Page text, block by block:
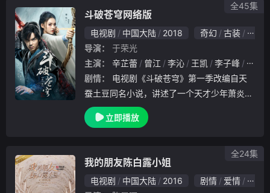
斗破苍穹网络版
电视剧 中国大陆 2018 奇幻 古装
国产
导演：
于荣光
主演：
辛芷蕾 曾江 李沁 王凯 李子峰
于荣
剧情：
蚕土豆同名小说，讲述了一个天才少年萧炎从
云端跌落成为废物，受尽冷落和嘲笑。纳兰嫣
然的退婚，又让他看尽世事无常。萧炎被激起
立即播放
全45集
我的朋友陈白露小姐
电视剧 中国大陆 2016 剧情 爱情
国产
全24集